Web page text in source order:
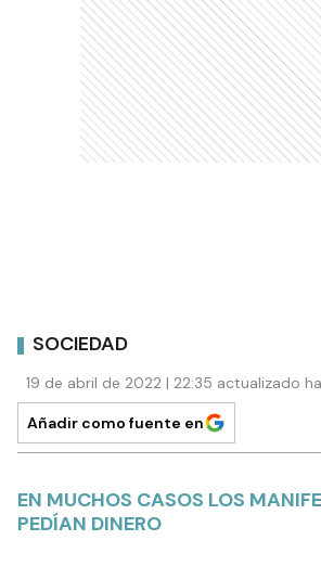
SOCIEDAD
19 de abril de 2022 | 22:35 actualizado
Añadir como fuente en
EN MUCHOS CASOS LOS
PEDÍAN DINERO